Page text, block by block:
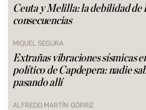
Ceuta y Melilla: la debilidad de
consecuencias
MIQUEL SEGURA
Extrañas vibraciones sísmicas
político de Capdepera: nadie
pasando allí
ALFREDO MARTÍN-GÓRRIZ